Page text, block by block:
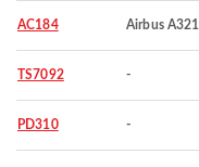
AC184 Airbus A321
TS7092 -
PD310 -